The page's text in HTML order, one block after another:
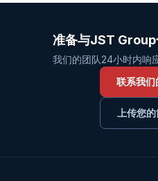
准备与JST Group
我们的团队24小时内响
联系我们
上传您